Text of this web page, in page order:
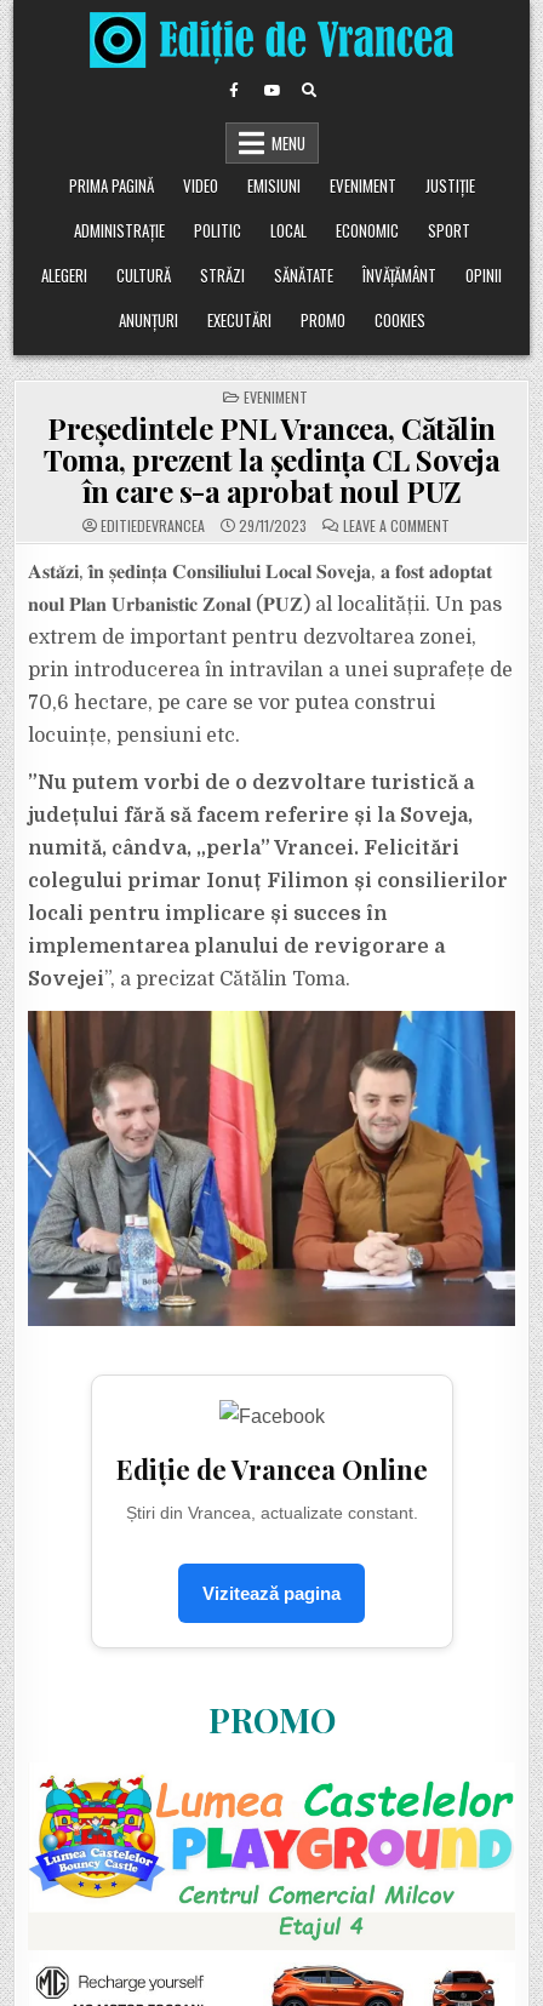
Skip
to
content
MENU
PRIMA PAGINĂ
VIDEO EMISIUNI EVENIMENT
JUSTIȚIE
ADMINISTRAȚIE
POLITIC LOCAL ECONOMIC
SPORT
ALEGERI
CULTURĂ STRĂZI SĂNĂTATE ÎNVĂȚĂMÂNT
OPINII
ANUNȚURI
EXECUTĂRI PROMO COOKIES
POSTED
IN
EVENIMENT
Președintele PNL Vrancea, Cătălin
Toma, prezent la ședința CL Soveja
în care s-a aprobat noul PUZ
EDITIEDEVRANCEA 29/11/2023 LEAVE A COMMENTON
PREȘEDINTELE
VRANCEA,
CĂTĂLIN
TOMA,
PREZENT
ȘEDINȚA
SOVEJA
PUZ
𝐀𝐬𝐭𝐚̆𝐳𝐢, 𝐢̂𝐧 𝐬̦𝐞𝐝𝐢𝐧𝐭̦𝐚 𝐂𝐨𝐧𝐬𝐢𝐥𝐢𝐮𝐥𝐮𝐢 𝐋𝐨𝐜𝐚𝐥 𝐒𝐨𝐯𝐞𝐣𝐚, 𝐚 𝐟𝐨𝐬𝐭 𝐚𝐝𝐨𝐩𝐭𝐚𝐭
𝐧𝐨𝐮𝐥 𝐏𝐥𝐚𝐧 𝐔𝐫𝐛𝐚𝐧𝐢𝐬𝐭𝐢𝐜 𝐙𝐨𝐧𝐚𝐥 (𝐏𝐔𝐙) al localității. Un pas
extrem de important pentru dezvoltarea zonei,
prin introducerea în intravilan a unei suprafețe de
70,6 hectare, pe care se vor putea construi
locuințe, pensiuni etc.
”Nu putem vorbi de o dezvoltare turistică a
județului fără să facem referire și la Soveja,
numită, cândva, „perla” Vrancei. Felicitări
colegului primar Ionuț Filimon și consilierilor
locali pentru implicare și succes în
implementarea planului de revigorare a
Sovejei”, a precizat Cătălin Toma.
Ediție de Vrancea Online
Știri din Vrancea, actualizate constant.
Vizitează pagina
PROMO